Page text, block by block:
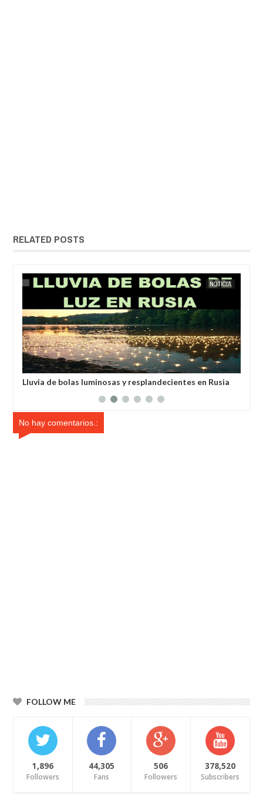
RELATED POSTS
NOTICIA
Lluvia de bolas luminosas y resplandecientes en Rusia
EXTRANOTIX MISTERIO EXTRANOTIX
No hay comentarios.:
FOLLOW ME
1,896
Followers
44,305
Fans
506
Followers
378,520
Subscribers